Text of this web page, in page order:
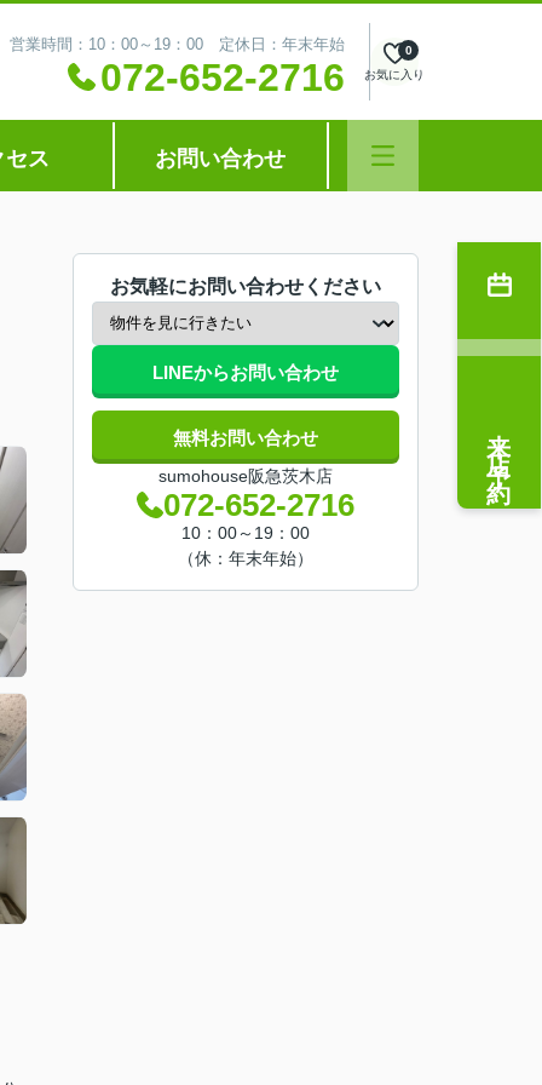
営業時間：10：00～19：00 定休日：年末年始
072-652-2716 お気に入り
0
セス お問い合わせ
お気軽にお問い合わせください
LINEからお問い合わせ
無料お問い合わせ
sumohouse阪急茨木店
072-652-2716
10：00～19：00
（休：年末年始）
来店予約